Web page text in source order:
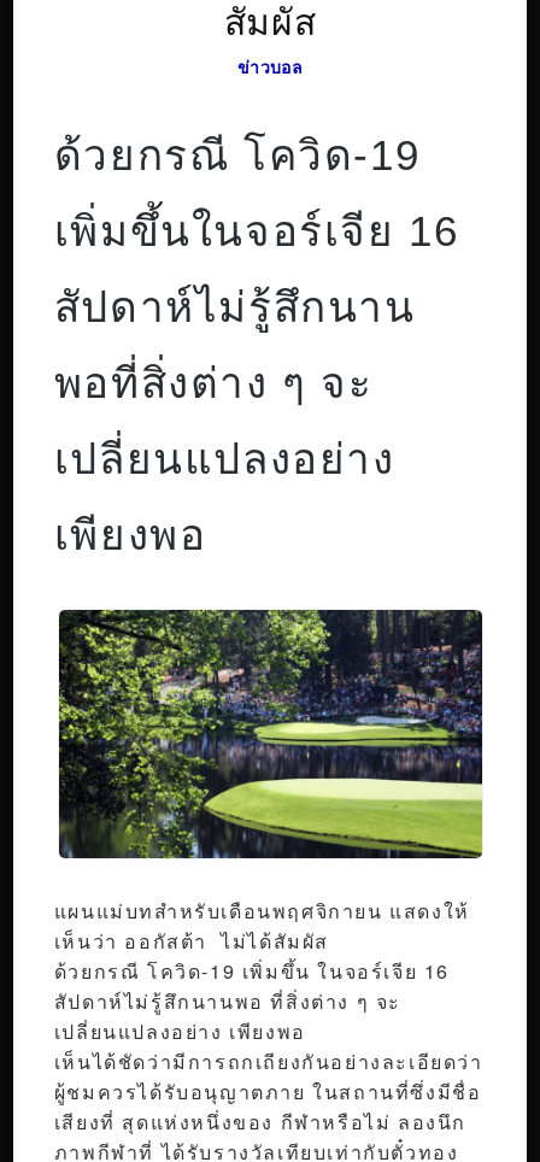
สัมผัส
ข่าวบอล
ด้วยกรณี โควิด-19
เพิ่มขึ้นในจอร์เจีย 16
สัปดาห์ไม่รู้สึกนาน
พอที่สิ่งต่าง ๆ จะ
เปลี่ยนแปลงอย่าง
เพียงพอ
แผนแม่บทสำหรับเดือนพฤศจิกายน แสดงให้
เห็นว่า ออกัสต้า ไม่ได้สัมผัส
ด้วยกรณี โควิด-19 เพิ่มขึ้น ในจอร์เจีย 16
สัปดาห์ไม่รู้สึกนานพอ ที่สิ่งต่าง ๆ จะ
เปลี่ยนแปลงอย่าง เพียงพอ
เห็นได้ชัดว่ามีการถกเถียงกันอย่างละเอียดว่า
ผู้ชมควรได้รับอนุญาตภาย ในสถานที่ซึ่งมีชื่อ
เสียงที่ สุดแห่งหนึ่งของ กีฬาหรือไม่ ลองนึก
ภาพกีฬาที่ ได้รับรางวัลเทียบเท่ากับตั๋วทอง